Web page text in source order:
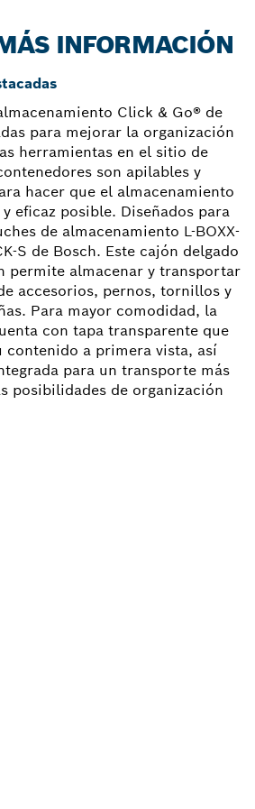
INFORMACIÓN
Click & Go® de
para mejorar la organización
herramientas en el sitio de
son apilables y
hacer que el almacenamiento
eficaz posible. Diseñados para
de almacenamiento L-BOXX-
S de Bosch. Este cajón delgado
permite almacenar y transportar
accesorios, pernos, tornillos y
Para mayor comodidad, la
con tapa transparente que
contenido a primera vista, así
para un transporte más
posibilidades de organización